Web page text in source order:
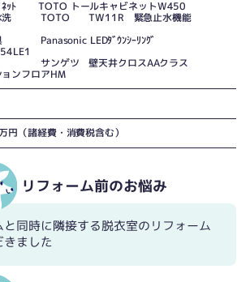
ﾞﾈｯﾄ TOTO トールキャビネットW450
洗 TOTO TW11R 緊急止水機能
Panasonic LEDﾀﾞｳﾝｼｰﾘﾝｸﾞ
ンゲツ 壁天井クロスAAクラス
ンフロアHM
円（諸経費・消費税含む）
リフォーム前のお悩み
同時に隣接する脱衣室のリフォーム
きました